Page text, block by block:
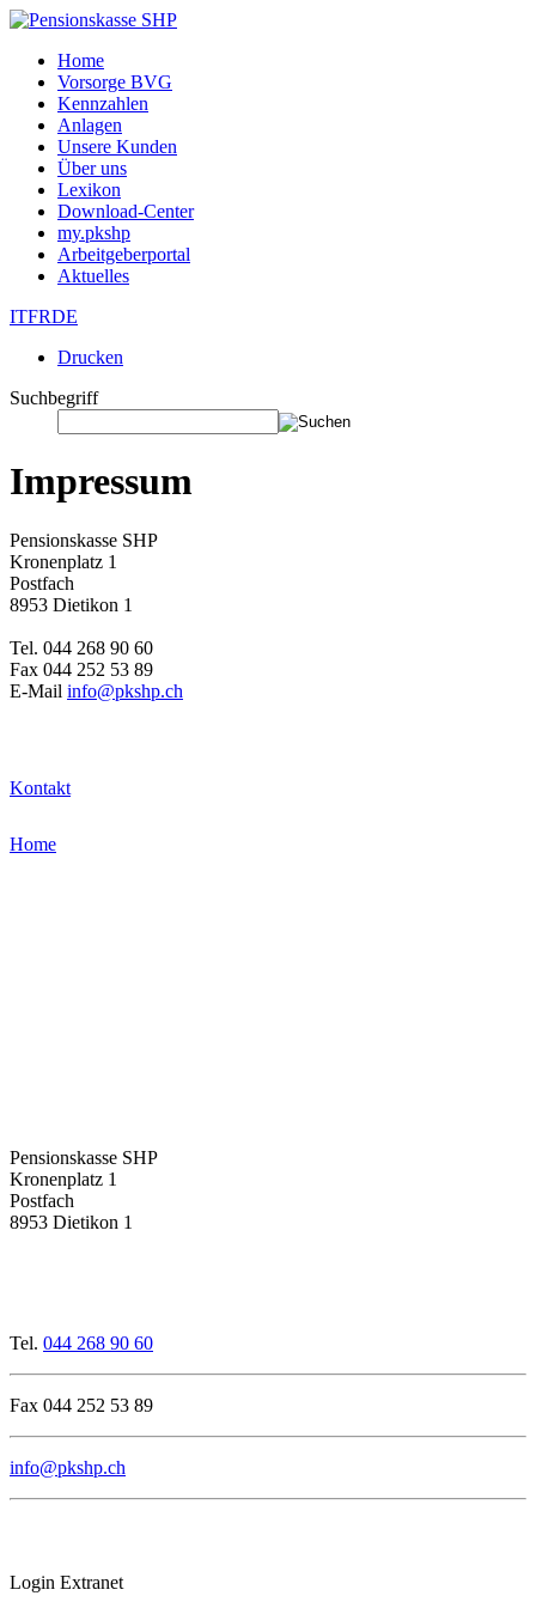
Home
Vorsorge BVG
Kennzahlen
Anlagen
Unsere Kunden
Über uns
Lexikon
Download-Center
my.pkshp
Arbeitgeberportal
Aktuelles
ITFRDE
Drucken
Suchbegriff
Impressum
Pensionskasse SHP
Kronenplatz 1
Postfach
8953 Dietikon 1
Tel. 044 268 90 60
Fax 044 252 53 89
E-Mail info@pkshp.ch
Kontakt
Home
Pensionskasse SHP
Kronenplatz 1
Postfach
8953 Dietikon 1
Tel. 044 268 90 60
Fax 044 252 53 89
info@pkshp.ch
Login Extranet